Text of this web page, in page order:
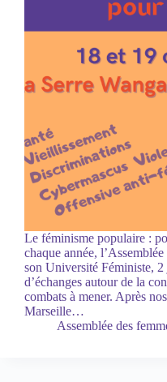
Le féminisme populaire :
chaque année,
son Université Féministe, 2
d’échanges autour de la
combats à mener. Après
Marseille…
Assemblée des